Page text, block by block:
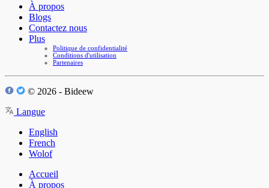
À propos
Blogs
Contactez nous
Plus
Politique de confidentialité
Conditions d'utilisation
Partenaires
© 2026 - Bideew
Langue
English
French
Wolof
Accueil
À propos